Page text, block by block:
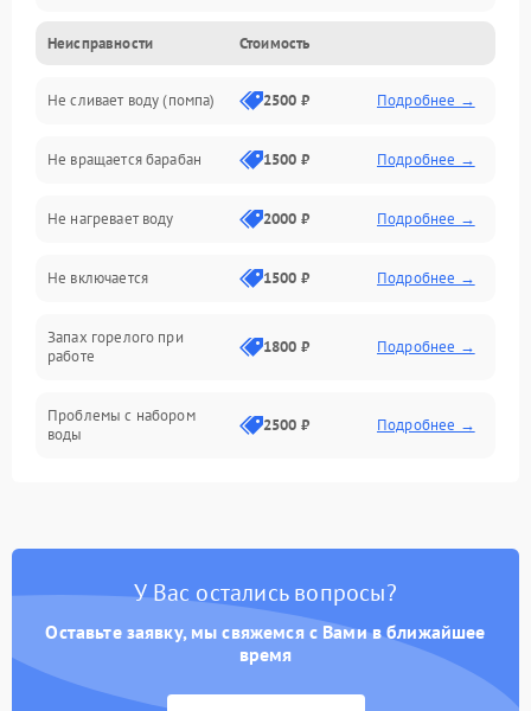
Электропитание
Водоснабжение
Слив
Программное обеспечение
Неисправности Стоимость
Не сливает воду (помпа) 2500 ₽ Подробнее →
Не вращается барабан 1500 ₽ Подробнее →
Не нагревает воду 2000 ₽ Подробнее →
Не включается 1500 ₽ Подробнее →
Запах горелого при
работе
1800 ₽ Подробнее →
Проблемы с набором
воды
2500 ₽ Подробнее →
Замена платы управления 2200 ₽ Подробнее →
У Вас остались вопросы?
Оставьте заявку, мы свяжемся с Вами в ближайшее
время